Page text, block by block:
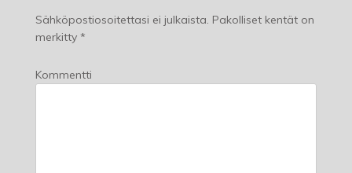
Sähköpostiosoitettasi ei julkaista. Pakolliset kentät on
merkitty *
Kommentti